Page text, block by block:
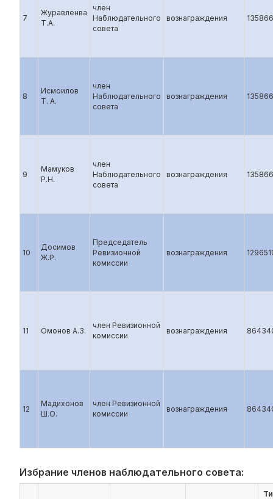
7
Журавленва
Т.А.
член
Наблюдательного
совета
вознаграждения
8
Исмоилов
Т. А.
член
Наблюдательного
совета
вознаграждения
9
Мамуков
Р.Н.
член
Наблюдательного
совета
вознаграждения
10
Досимов
Ж.Р.
Председатель
Ревизионной
комиссии
вознаграждения
11 Омонов А.З.
член Ревизионной
комиссии
вознаграждения
12
Мадихонов
Ш.О.
член Ревизионной
комиссии
вознаграждения
Избрание членов наблюдательного совета: